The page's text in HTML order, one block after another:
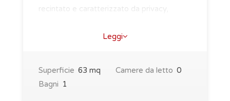
recintato e caratterizzato da privacy,
Leggi
Superficie 63 mq Camere da letto 0
Bagni 1